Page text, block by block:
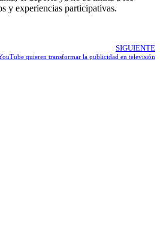
y experiencias participativas.
SIGUIENTE
quieren transformar la publicidad en televisión